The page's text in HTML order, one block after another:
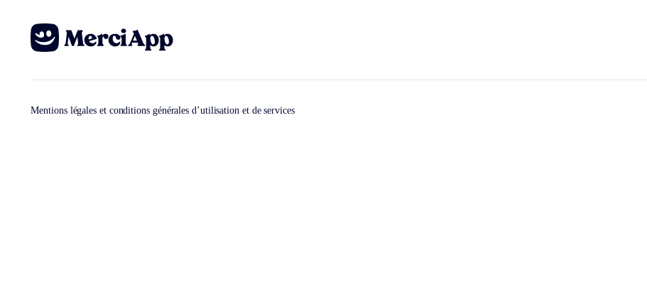
Mentions légales et conditions générales d’utilisation et de services